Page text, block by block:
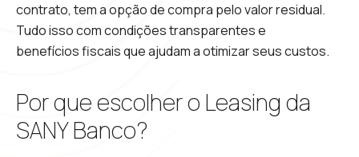
contrato, tem a opção de compra pelo valor residual.
Tudo isso com condições transparentes e
benefícios fiscais que ajudam a otimizar seus custos.
Por que escolher o Leasing da
SANY Banco?